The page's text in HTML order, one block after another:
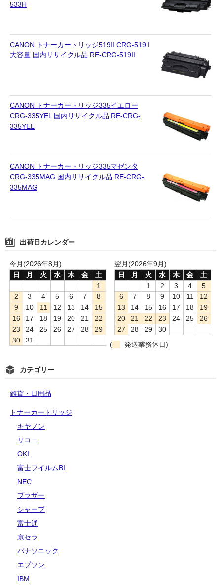
533H
CANON トナーカートリッジ519II CRG-519II
大容量 国内リサイクル品 RE-CRG-519II
CANON トナーカートリッジ335イエロー
CRG-335YEL 国内リサイクル品 RE-CRG-
335YEL
CANON トナーカートリッジ335マゼンタ
CRG-335MAG 国内リサイクル品 RE-CRG-
335MAG
出荷日カレンダー
今月(2026年8月)
日
月 火 水 木 金
土
1
2
3 4 5 6 7
8
9
10 11 12 13 14
15
16
17 18 19 20 21
22
23
24 25 26 27 28
29
30
31
翌月(2026年9月)
日
月 火 水 木 金
土
1
2 3 4
5
6
7 8 9 10 11
12
13
14 15 16 17 18
19
20
21 22 23 24 25
26
27
28 29
30
(
発送業務休日)
カテゴリー
雑貨・日用品
トナーカートリッジ
キヤノン
リコー
OKI
富士フイルムBI
NEC
ブラザー
シャープ
富士通
京セラ
パナソニック
エプソン
IBM